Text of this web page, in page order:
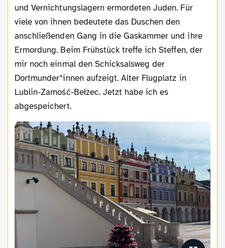
und Vernichtungslagern ermordeten Juden. Für
viele von ihnen bedeutete das Duschen den
anschließenden Gang in die Gaskammer und ihre
Ermordung. Beim Frühstück treffe ich Steffen, der
mir noch einmal den Schicksalsweg der
Dortmunder*innen aufzeigt. Alter Flugplatz in
Lublin-Zamość-Bełżec. Jetzt habe ich es
abgespeichert.